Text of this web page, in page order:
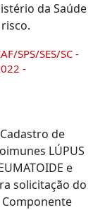
da Saúde
SPS/SES/SC -
-
de
LÚPUS
e
solicitação do